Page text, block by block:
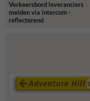
Verkeersbord leveranciers
melden via intercom -
reflecterend